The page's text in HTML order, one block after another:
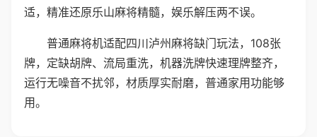
适，精准还原乐山麻将精髓，娱乐解压两不误。
普通麻将机适配四川泸州麻将缺门玩法，108张
牌，定缺胡牌、流局重洗，机器洗牌快速理牌整齐，
运行无噪音不扰邻，材质厚实耐磨，普通家用功能够
用。